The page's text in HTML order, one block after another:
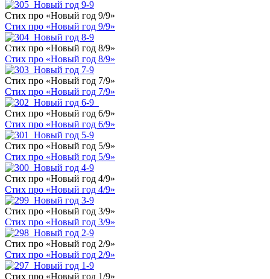
Стих про «Новый год 9/9»
Стих про «Новый год 9/9»
Стих про «Новый год 8/9»
Стих про «Новый год 8/9»
Стих про «Новый год 7/9»
Стих про «Новый год 7/9»
Стих про «Новый год 6/9»
Стих про «Новый год 6/9»
Стих про «Новый год 5/9»
Стих про «Новый год 5/9»
Стих про «Новый год 4/9»
Стих про «Новый год 4/9»
Стих про «Новый год 3/9»
Стих про «Новый год 3/9»
Стих про «Новый год 2/9»
Стих про «Новый год 2/9»
Стих про «Новый год 1/9»